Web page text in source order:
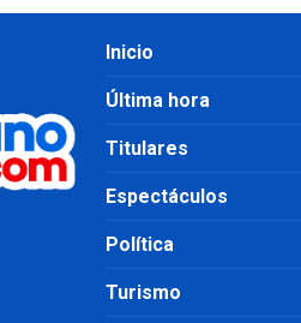
Inicio
Última hora
Titulares
Espectáculos
Política
Turismo